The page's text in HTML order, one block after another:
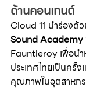
ด้านคอนเทนต์
Cloud 11 นำร่องด้
Sound Academy
Fauntleroy เพื่อน
ประเทศไทยเป็นครั้
คุณภาพในอุตสาหก